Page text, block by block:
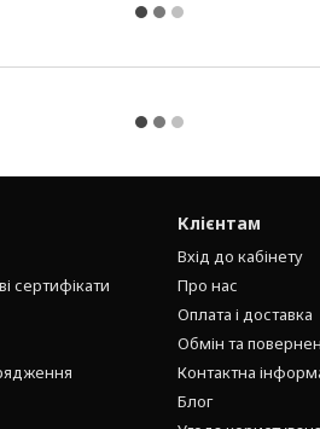
сертифікати
Клієнтам
Вхід до кабінету
Про нас
Оплата і доставка
Обмін та
Контактна
Блог